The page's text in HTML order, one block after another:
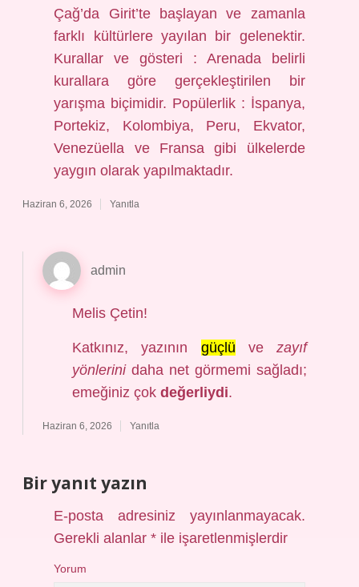
Çağ’da Girit’te başlayan ve zamanla
farklı kültürlere yayılan bir gelenektir.
Kurallar ve gösteri : Arenada belirli
kurallara göre gerçekleştirilen bir
yarışma biçimidir. Popülerlik : İspanya,
Portekiz, Kolombiya, Peru, Ekvator,
Venezüella ve Fransa gibi ülkelerde
yaygın olarak yapılmaktadır.
Haziran 6, 2026 Yanıtla
admin
Melis Çetin!
Katkınız, yazının güçlü vezayıf
yönlerinidaha net görmemi sağladı;
emeğiniz çok değerliydi.
Haziran 6, 2026 Yanıtla
Bir yanıt yazın
E-posta adresiniz yayınlanmayacak.
Gerekli alanlar* ile işaretlenmişlerdir
Yorum